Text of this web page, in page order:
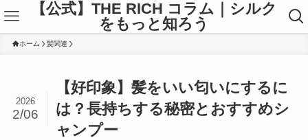
【公式】THE RICH コラム｜シルク
をもっと知ろう
ホーム 髪関連
【好印象】髪をいい匂いにするに
は？長持ちする秘密とおすすめシ
ャンプー
2026
2/06